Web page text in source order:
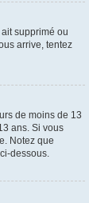
supprimé ou
arrive, tentez
de moins de 13
ans. Si vous
Notez que
dessous.